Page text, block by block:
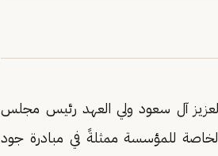
آل سعود ولي العهد رئيس مجلس
للمؤسسة ممثلةً في مبادرة جود